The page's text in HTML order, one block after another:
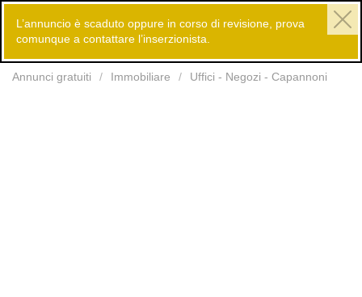
Annunci gratuiti Immobiliare Uffici - Negozi - Capannoni
L’annuncio è scaduto oppure in corso di revisione, prova
comunque a contattare l’inserzionista.